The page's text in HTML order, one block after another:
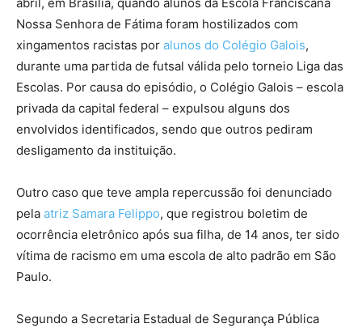
Nossa Senhora de Fátima foram hostilizados com
xingamentos racistas por alunos do Colégio Galois,
durante uma partida de futsal válida pelo torneio Liga das
Escolas. Por causa do episódio, o Colégio Galois – escola
privada da capital federal – expulsou alguns dos
envolvidos identificados, sendo que outros pediram
desligamento da instituição.
Outro caso que teve ampla repercussão foi denunciado
pela atriz Samara Felippo, que registrou boletim de
ocorrência eletrônico após sua filha, de 14 anos, ter sido
vítima de racismo em uma escola de alto padrão em São
Paulo.
Segundo a Secretaria Estadual de Segurança Pública